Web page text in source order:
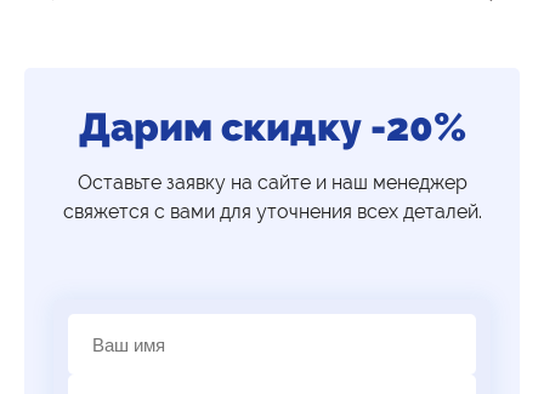
Дарим скидку -20%
Оставьте заявку на сайте и наш менеджер
свяжется с вами для уточнения всех деталей.